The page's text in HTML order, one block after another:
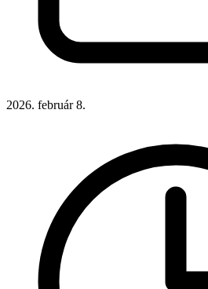
2026. február 8.